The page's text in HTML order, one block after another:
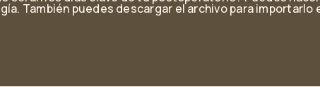
También puedes descargar el archivo para importarlo